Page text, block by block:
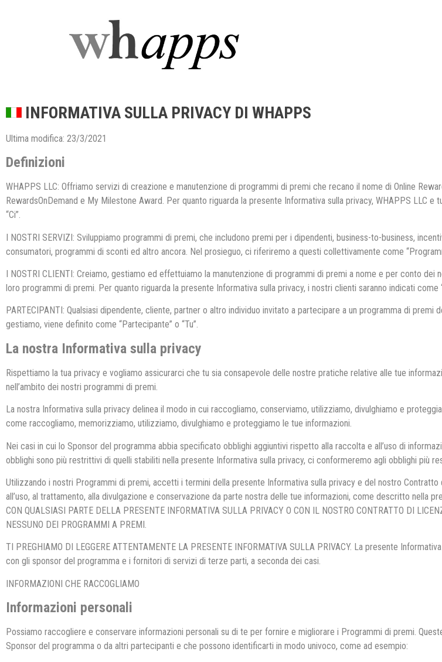
INFORMATIVA SULLA PRIVACY DI WHAPPS
Ultima modifica: 23/3/2021
Definizioni
WHAPPS LLC: Offriamo servizi di creazione e manutenzione di programmi di premi che recano il nome di Online
RewardsOnDemand e My Milestone Award. Per quanto riguarda la presente Informativa sulla privacy, WHAPPS LLC
“Ci”.
I NOSTRI SERVIZI: Sviluppiamo programmi di premi, che includono premi per i dipendenti, business-to-business,
consumatori, programmi di sconti ed altro ancora. Nel prosieguo, ci riferiremo a questi collettivamente come
I NOSTRI CLIENTI: Creiamo, gestiamo ed effettuiamo la manutenzione di programmi di premi a nome e per conto
loro programmi di premi. Per quanto riguarda la presente Informativa sulla privacy, i nostri clienti saranno indicati come
PARTECIPANTI: Qualsiasi dipendente, cliente, partner o altro individuo invitato a partecipare a un programma di
gestiamo, viene definito come “Partecipante” o “Tu”.
La nostra Informativa sulla privacy
Rispettiamo la tua privacy e vogliamo assicurarci che tu sia consapevole delle nostre pratiche relative alle tue
nell’ambito dei nostri programmi di premi.
La nostra Informativa sulla privacy delinea il modo in cui raccogliamo, conserviamo, utilizziamo, divulghiamo e
come raccogliamo, memorizziamo, utilizziamo, divulghiamo e proteggiamo le tue informazioni.
Nei casi in cui lo Sponsor del programma abbia specificato obblighi aggiuntivi rispetto alla raccolta e all’uso di
obblighi sono più restrittivi di quelli stabiliti nella presente Informativa sulla privacy, ci conformeremo agli obblighi più
Utilizzando i nostri Programmi di premi, accetti i termini della presente Informativa sulla privacy e del nostro Contratto
all’uso, al trattamento, alla divulgazione e conservazione da parte nostra delle tue informazioni, come descritto nella
CON QUALSIASI PARTE DELLA PRESENTE INFORMATIVA SULLA PRIVACY O CON IL NOSTRO CONTRATTO DI
NESSUNO DEI PROGRAMMI A PREMI.
TI PREGHIAMO DI LEGGERE ATTENTAMENTE LA PRESENTE INFORMATIVA SULLA PRIVACY. La presente
con gli sponsor del programma e i fornitori di servizi di terze parti, a seconda dei casi.
INFORMAZIONI CHE RACCOGLIAMO
Informazioni personali
Possiamo raccogliere e conservare informazioni personali su di te per fornire e migliorare i Programmi di premi.
Sponsor del programma o da altri partecipanti e che possono identificarti in modo univoco, come ad esempio: